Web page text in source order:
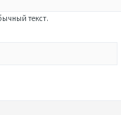
текст.